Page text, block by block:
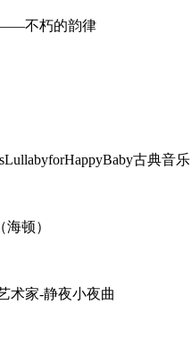
不朽的韵律
古典音乐
顿）
术家-静夜小夜曲